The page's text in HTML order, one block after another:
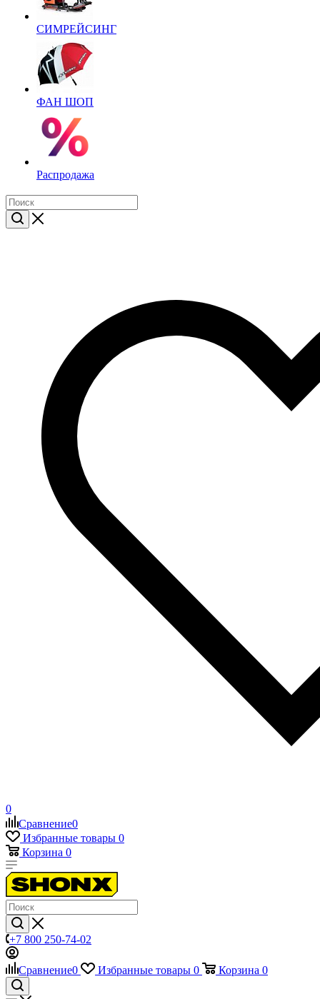
СИМРЕЙСИНГ
ФАН ШОП
Распродажа
0
Сравнение0
Избранные товары 0
Корзина 0
+7 800 250-74-02
Сравнение0 Избранные товары 0 Корзина 0